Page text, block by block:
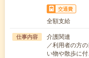
交通費
全額支給
仕事内容
介護関連
／利用者の方
い物や散歩に